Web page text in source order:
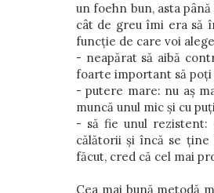
un foehn bun, asta
cât de greu îmi era să
funcție de care voi
- neapărat să aibă
foarte important să poți
- putere mare: nu aș
muncă unul mic și cu
- să fie unul rezistent:
călătorii și încă se ține
făcut, cred că cel mai
Cea mai bună metodă